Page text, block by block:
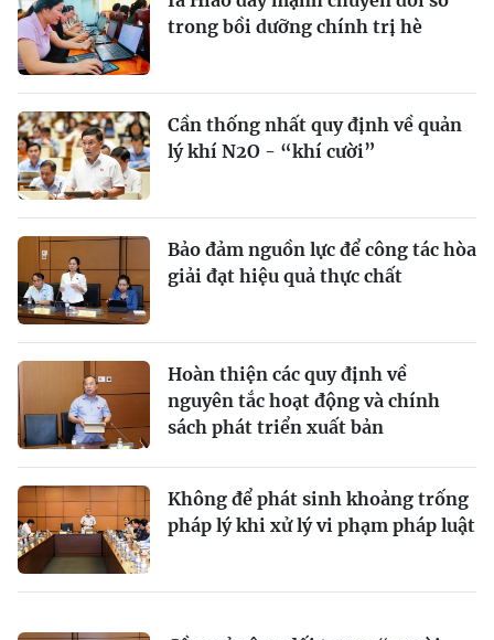
trong bồi dưỡng chính trị hè
Cần thống nhất quy định về quản
lý khí N2O - “khí cười”
Bảo đảm nguồn lực để công tác hòa
giải đạt hiệu quả thực chất
Hoàn thiện các quy định về
nguyên tắc hoạt động và chính
sách phát triển xuất bản
Không để phát sinh khoảng trống
pháp lý khi xử lý vi phạm pháp luật